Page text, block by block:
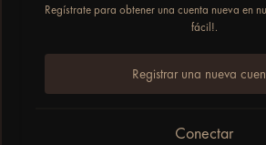
Regístrate para obtener una cuenta nueva en
fácil!.
Registrar una nueva
Conectar